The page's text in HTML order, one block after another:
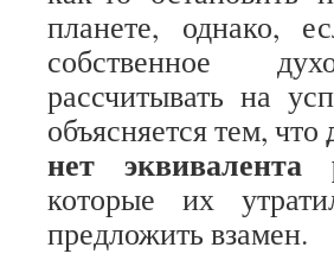
планете, однако,
собственное
рассчитывать на
объясняется тем, что
нет эквивалента
которые их
предложить взамен.